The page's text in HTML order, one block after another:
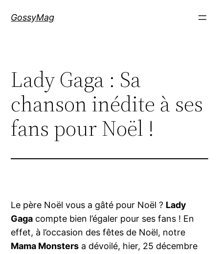
GossyMag
Lady Gaga : Sa
chanson inédite à ses
fans pour Noël !
Le père Noël vous a gâté pour Noël ? Lady
Gaga compte bien l’égaler pour ses fans ! En
effet, à l’occasion des fêtes de Noël, notre
Mama Monsters a dévoilé, hier, 25 décembre